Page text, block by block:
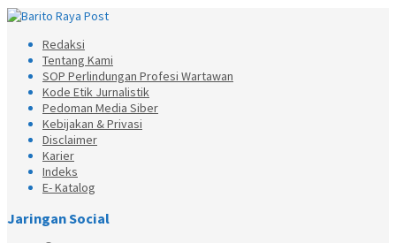
Redaksi
Tentang Kami
SOP Perlindungan Profesi Wartawan
Kode Etik Jurnalistik
Pedoman Media Siber
Kebijakan & Privasi
Disclaimer
Karier
Indeks
E- Katalog
Jaringan Social